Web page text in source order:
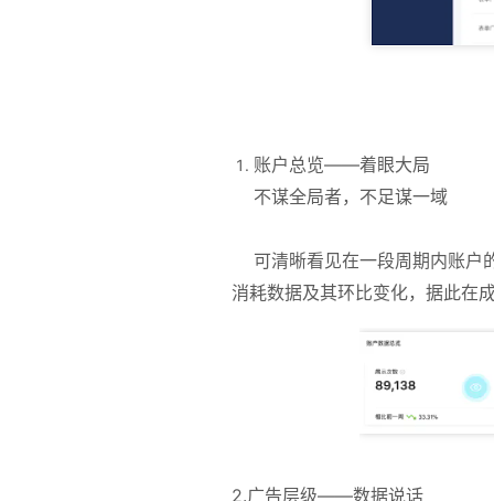
账户总览——着眼大局
不谋全局者，不足谋一域
可清晰看见在一段周期内账户
消耗数据及其环比变化，据此在
2.广告层级——数据说话